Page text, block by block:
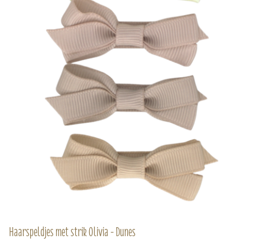
Haarspeldjes met strik Olivia - Dunes